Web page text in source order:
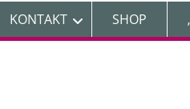
KONTAKT SHOP